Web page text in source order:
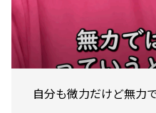
自分も微力だけど無力